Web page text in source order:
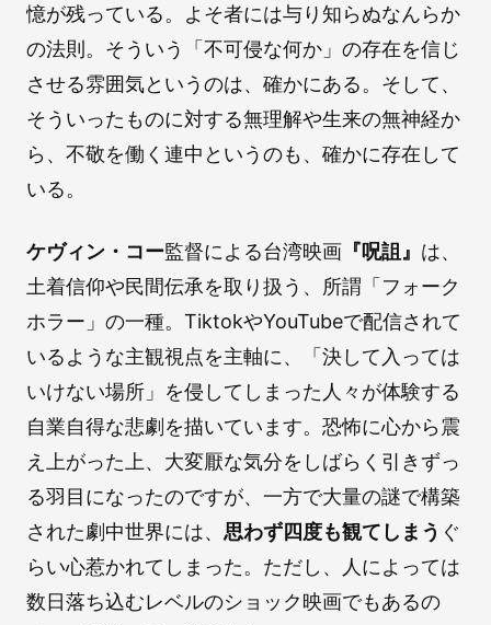
憶が残っている。よそ者には与り知らぬなんらか
の法則。そういう「不可侵な何か」の存在を信じ
させる雰囲気というのは、確かにある。そして、
そういったものに対する無理解や生来の無神経か
ら、不敬を働く連中というのも、確かに存在して
いる。
ケヴィン・コー監督による台湾映画 『呪詛』 は、
土着信仰や民間伝承を取り扱う、所謂「フォーク
ホラー」の一種。TiktokやYouTubeで配信されて
いるような主観視点を主軸に、「決して入っては
いけない場所」を侵してしまった人々が体験する
自業自得な悲劇を描いています。恐怖に心から震
え上がった上、大変厭な気分をしばらく引きずっ
る羽目になったのですが、一方で大量の謎で構築
された劇中世界には、 思わず四度も観てしまう ぐ
らい心惹かれてしまった。ただし、人によっては
数日落ち込むレベルのショック映画でもあるの